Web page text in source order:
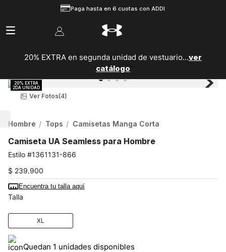
Paga hasta en 6 cuotas con ADDI
20% EXTRA en segunda unidad de vestuario...ver
catálogo
Ver Fotos(4)
Hombre Tops Camisetas Manga Corta
Camiseta UA Seamless para Hombre
1361131-866
$ 239.900
Encuentra tu talla aquí
Talla
XL
Quedan 1 unidades disponibles